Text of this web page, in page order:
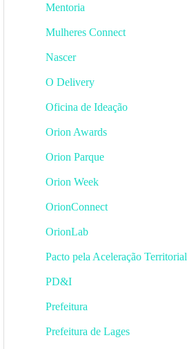
Mentoria
Mulheres Connect
Nascer
O Delivery
Oficina de Ideação
Orion Awards
Orion Parque
Orion Week
OrionConnect
OrionLab
Pacto pela Aceleração Territorial
PD&I
Prefeitura
Prefeitura de Lages